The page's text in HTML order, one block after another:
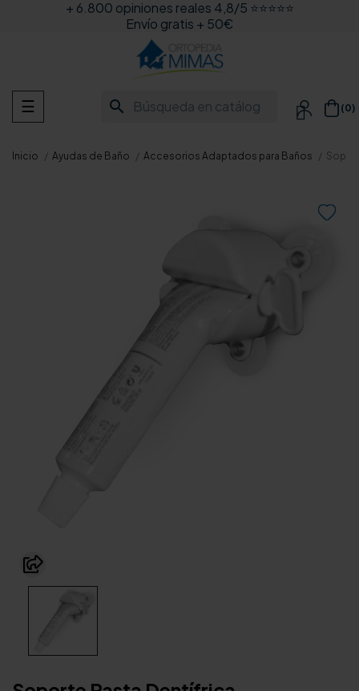
+ 6.800 opiniones reales 4,8/5 ⭐⭐⭐⭐⭐
Envío gratis + 50€
search  (0)
Navegación
de
☰
Inicio Ayudas de Baño Accesorios Adaptados para Baños
